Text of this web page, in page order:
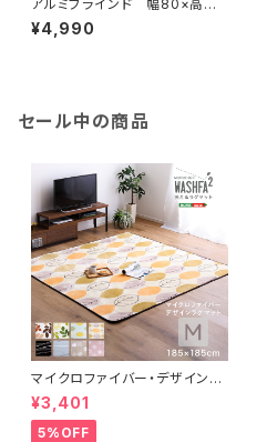
アルミブラインド 幅80×高さ1
08cm SH-29-TAB80-108
¥4,990
セール中の商品
マイクロファイバー・デザインラ
グマットMサイズ（185×185cm）
洗えるラグマット 【WASHFA2】
FRG-D2-M
¥3,401
5%OFF